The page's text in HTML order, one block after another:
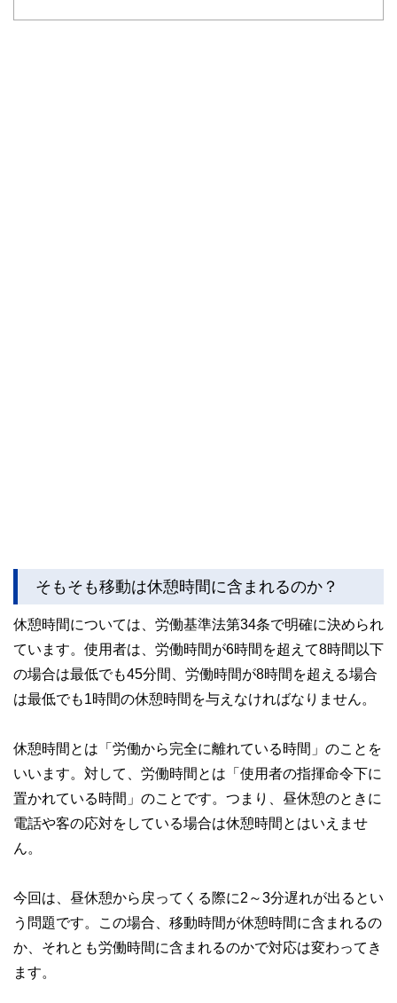
そもそも移動は休憩時間に含まれるのか？
休憩時間については、労働基準法第34条で明確に決められ
ています。使用者は、労働時間が6時間を超えて8時間以下
の場合は最低でも45分間、労働時間が8時間を超える場合
は最低でも1時間の休憩時間を与えなければなりません。
休憩時間とは「労働から完全に離れている時間」のことを
いいます。対して、労働時間とは「使用者の指揮命令下に
置かれている時間」のことです。つまり、昼休憩のときに
電話や客の応対をしている場合は休憩時間とはいえませ
ん。
今回は、昼休憩から戻ってくる際に2～3分遅れが出るとい
う問題です。この場合、移動時間が休憩時間に含まれるの
か、それとも労働時間に含まれるのかで対応は変わってき
ます。